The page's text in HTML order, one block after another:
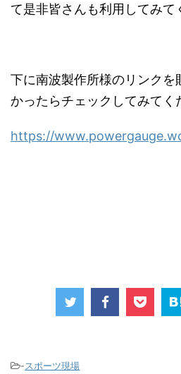
て是非皆さんも利用してみて
下に南波製作所様のリンクを
かったらチェックしてみてく
https://
-スポーツ現場